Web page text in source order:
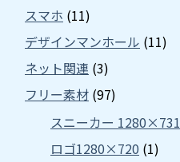
スマホ (11)
デザインマンホール (11)
ネット関連 (3)
フリー素材 (97)
スニーカー 1280×731
ロゴ1280×720 (1)